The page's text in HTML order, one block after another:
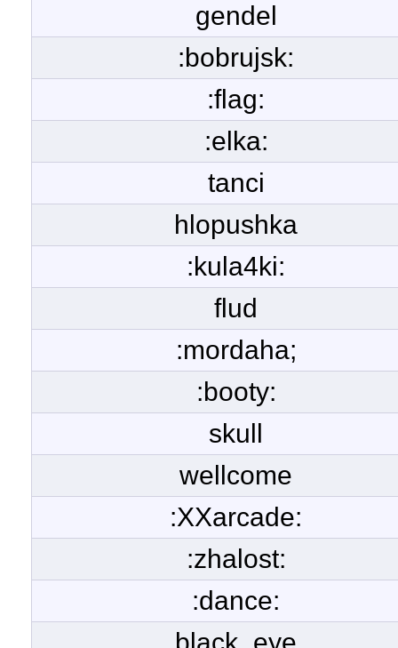
gendel
:bobrujsk:
:flag:
:elka:
tanci
hlopushka
:kula4ki:
flud
:mordaha;
:booty:
skull
wellcome
:XXarcade:
:zhalost:
:dance: